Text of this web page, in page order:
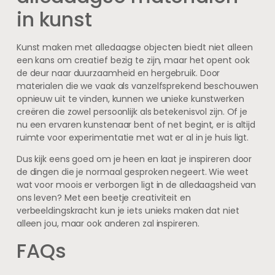
in kunst
Kunst maken met alledaagse objecten biedt niet alleen
een kans om creatief bezig te zijn, maar het opent ook
de deur naar duurzaamheid en hergebruik. Door
materialen die we vaak als vanzelfsprekend beschouwen
opnieuw uit te vinden, kunnen we unieke kunstwerken
creëren die zowel persoonlijk als betekenisvol zijn. Of je
nu een ervaren kunstenaar bent of net begint, er is altijd
ruimte voor experimentatie met wat er al in je huis ligt.
Dus kijk eens goed om je heen en laat je inspireren door
de dingen die je normaal gesproken negeert. Wie weet
wat voor moois er verborgen ligt in de alledaagsheid van
ons leven? Met een beetje creativiteit en
verbeeldingskracht kun je iets unieks maken dat niet
alleen jou, maar ook anderen zal inspireren.
FAQs